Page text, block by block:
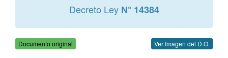
Decreto Ley N° 14384
Documento original Ver Imagen del D.O.